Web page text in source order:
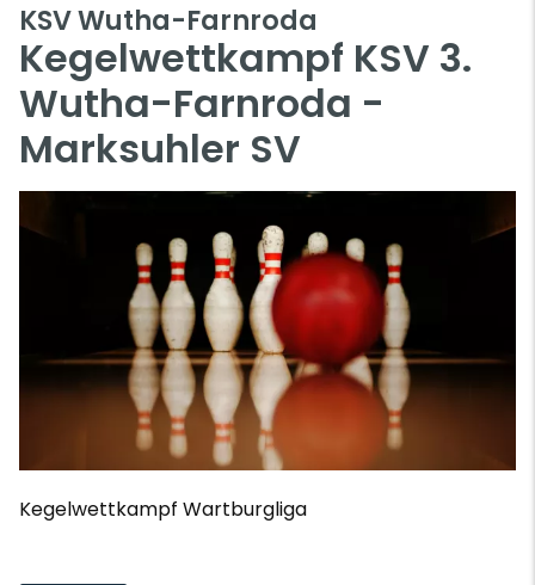
KSV Wutha-Farnroda
Kegelwettkampf KSV 3.
Wutha-Farnroda -
Marksuhler SV
Kegelwettkampf Wartburgliga